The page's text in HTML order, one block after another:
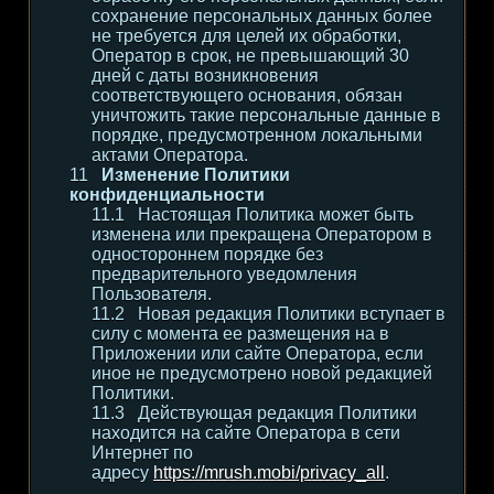
сохранение персональных данных более
не требуется для целей их обработки,
Оператор в срок, не превышающий 30
дней с даты возникновения
соответствующего основания, обязан
уничтожить такие персональные данные в
порядке, предусмотренном локальными
актами Оператора.
Изменение Политики
конфиденциальности
Настоящая Политика может быть
изменена или прекращена Оператором в
одностороннем порядке без
предварительного уведомления
Пользователя.
Новая редакция Политики вступает в
силу с момента ее размещения на в
Приложении или сайте Оператора, если
иное не предусмотрено новой редакцией
Политики.
Действующая редакция Политики
находится на сайте Оператора в сети
Интернет по
адресу https://mrush.mobi/privacy_all .